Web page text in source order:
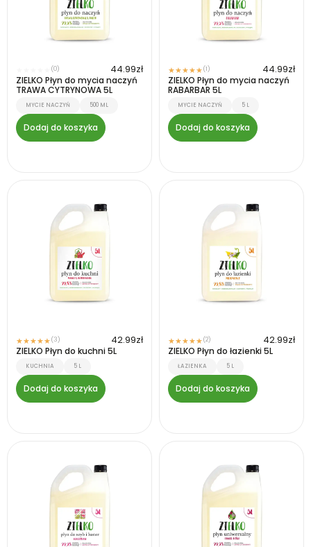
(0) 44.99zł
ZIELKO Płyn do mycia naczyń
TRAWA CYTRYNOWA 5L
MYCIE NACZYŃ 500 ML
Dodaj do koszyka
★★★★★(1) 44.99zł
ZIELKO Płyn do mycia naczyń
RABARBAR 5L
MYCIE NACZYŃ 5 L
Dodaj do koszyka
★★★★★(3) 42.99zł
ZIELKO Płyn do kuchni 5L
KUCHNIA 5 L
Dodaj do koszyka
★★★★★(2) 42.99zł
ZIELKO Płyn do łazienki 5L
ŁAZIENKA 5 L
Dodaj do koszyka